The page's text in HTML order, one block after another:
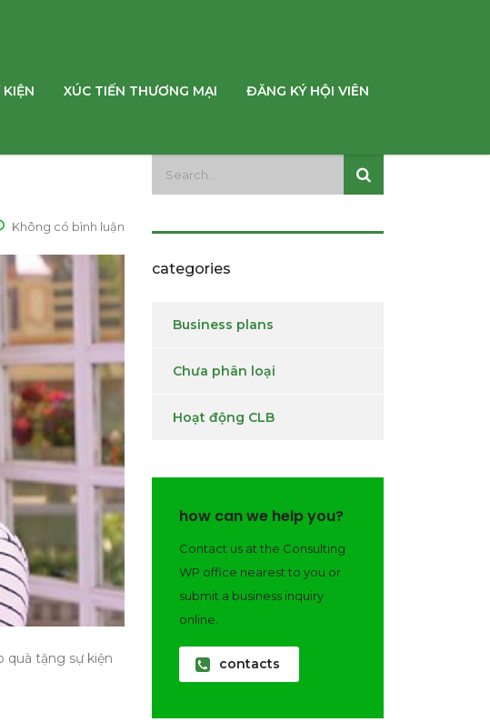
XÚC TIẾN THƯƠNG MẠI ĐĂNG KÝ HỘI VIÊN
Không có bình luận
quà tặng sự kiện
categories
Business plans
Chưa phân loại
Hoạt động CLB
how can we help you?
Contact us at the Consulting
WP office nearest to you or
submit a business inquiry
online.
contacts